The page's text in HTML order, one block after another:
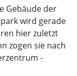
Gebäude der
wird gerade
hier zuletzt
zogen sie nach
-